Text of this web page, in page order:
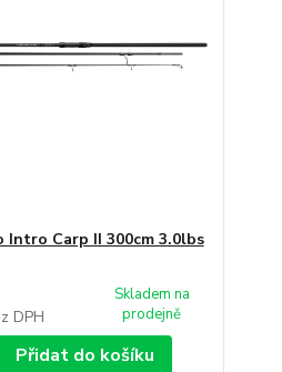
Intro Carp II 300cm 3.0lbs
DPH
Skladem na
prodejně
Přidat do košíku